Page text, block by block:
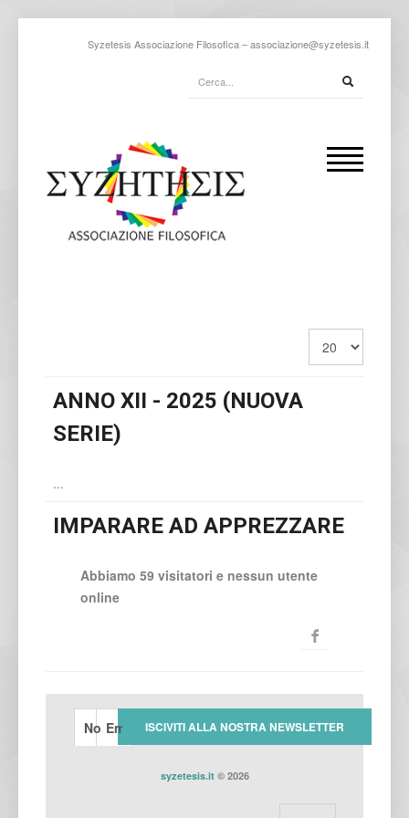
Syzetesis Associazione Filosofica –associazione@syzetesis.it
ANNO XII - 2025 (NUOVA
SERIE)
...
IMPARARE AD APPREZZARE
Abbiamo 59 visitatori e nessun utente
online
syzetesis.it© 2026